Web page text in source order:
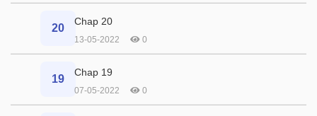
20
Chap 20
13-05-2022 0
19
Chap 19
07-05-2022 0